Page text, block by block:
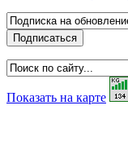
Показать на карте